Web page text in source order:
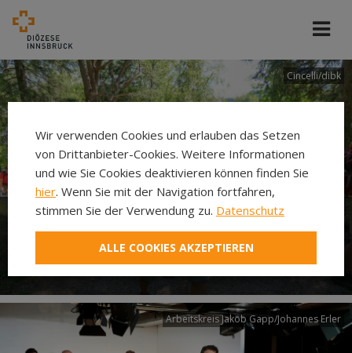
Cincelli/dibk
Neuer Pilgerweg Via
Laudato si’
Arbeitskreis Jakob Gapp/Johannes Erler
Wir verwenden Cookies und erlauben das Setzen
von Drittanbieter-Cookies. Weitere Informationen
und wie Sie Cookies deaktivieren können finden Sie
hier. Wenn Sie mit der Navigation fortfahren,
stimmen Sie der Verwendung zu. Datenschutz
ALLE COOKIES AKZEPTIEREN